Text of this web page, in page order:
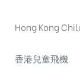
Hong Kong
香港兒童飛機